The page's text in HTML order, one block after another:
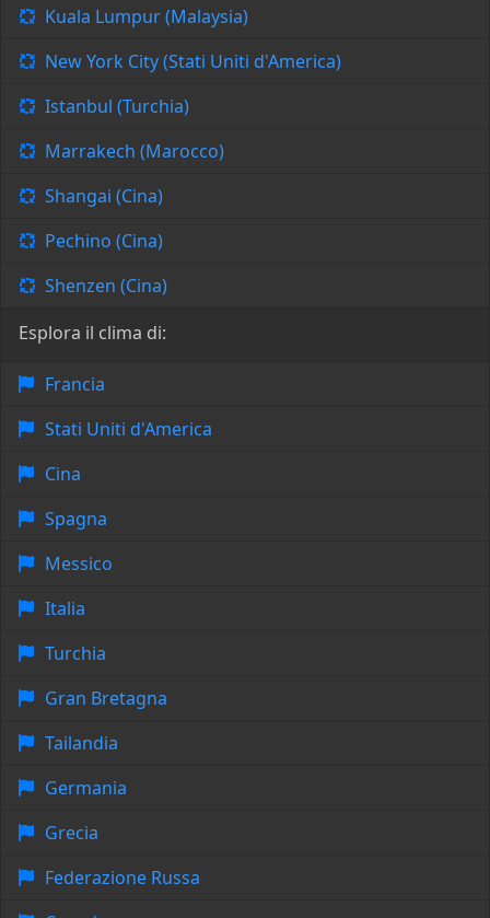
Kuala Lumpur (Malaysia)
New York City (Stati Uniti d'America)
Istanbul (Turchia)
Marrakech (Marocco)
Shangai (Cina)
Pechino (Cina)
Shenzen (Cina)
Esplora il clima di:
Francia
Stati Uniti d'America
Cina
Spagna
Messico
Italia
Turchia
Gran Bretagna
Tailandia
Germania
Grecia
Federazione Russa